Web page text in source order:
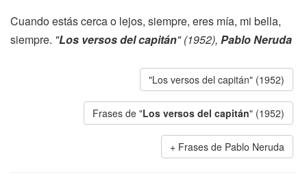
Cuando estás cerca o lejos, siempre, eres mía, mi bella,
siempre. "Los versos del capitán" (1952), Pablo Neruda
"Los versos del capitán" (1952)
Frases de "Los versos del capitán" (1952)
Frases de Pablo Neruda